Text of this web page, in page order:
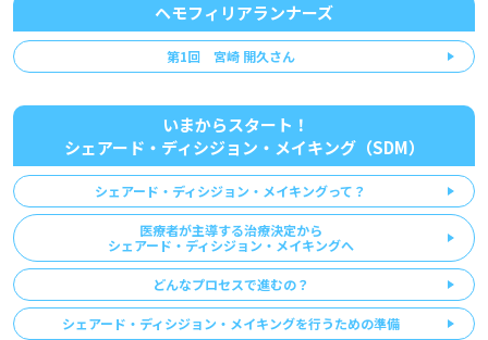
ヘモフィリアランナーズ
第1回 宮崎 開久さん
いまからスタート！
シェアード・ディシジョン・メイキング（SDM）
シェアード・ディシジョン・メイキングって？
医療者が主導する治療決定から
シェアード・ディシジョン・メイキングへ
どんなプロセスで進むの？
シェアード・ディシジョン・メイキングを行うための準備